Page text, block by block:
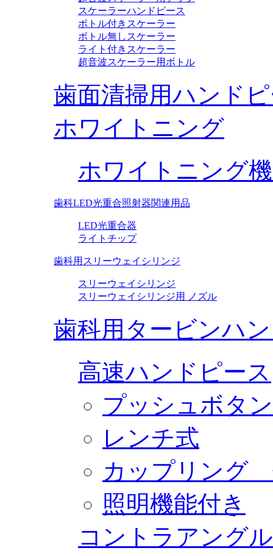
スケーラーハンドピース
ボトル付きスケーラー
ボトル無しスケーラー
ライト付きスケーラー
超音波スケーラー用ボトル
歯面清掃用ハンド
ホワイトニング
ホワイトニング
歯科LED光重合照射器関連用品
LED光重合器
ライトチップ
歯科用スリーウェイシリンジ
スリーウェイシリンジ
スリーウェイシリンジ用 ノズル
歯科用タービンハ
高速ハンドピース
プッシュボタン
レンチ式
カップリング
照明機能付き
コントラアングル